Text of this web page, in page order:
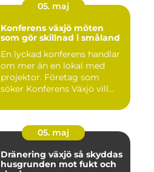
05. maj
Konferens växjö möten
som gör skillnad i småland
En lyckad konferens handlar
om mer än en lokal med
projektor. Företag som
söker Konferens Växjö vill...
05. maj
Dränering växjö så skyddas
husgrunden mot fukt och